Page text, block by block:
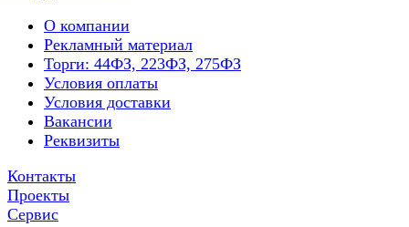
О компании
Рекламный материал
Торги: 44ФЗ, 223ФЗ, 275ФЗ
Условия оплаты
Условия доставки
Вакансии
Реквизиты
Контакты
Проекты
Сервис